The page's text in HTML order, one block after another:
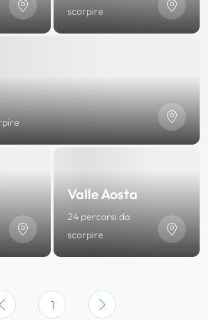
Valle Aosta
24 percorsi da
scorpire
scorpire
1